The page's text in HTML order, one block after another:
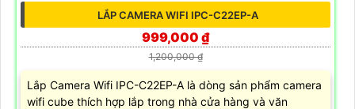
LẮP CAMERA WIFI IPC-C22EP-A
999,000 ₫
1,200,000 ₫
Lắp Camera Wifi IPC-C22EP-A là dòng sản phẩm camera
wifi cube thích hợp lắp trong nhà cửa hàng và văn